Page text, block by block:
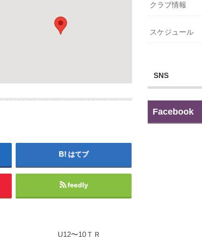
はてブ
feedly
U12〜10ＴＲ
クラブ情報
スケジュール
SNS
Facebook